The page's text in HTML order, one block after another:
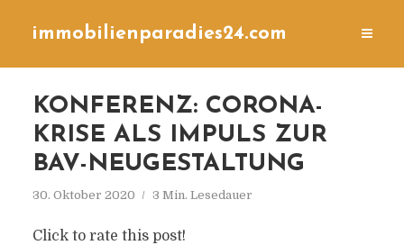
immobilienparadies24.com
KONFERENZ: CORONA-
KRISE ALS IMPULS ZUR
BAV-NEUGESTALTUNG
30. Oktober 2020 3 Min. Lesedauer
Click to rate this post!